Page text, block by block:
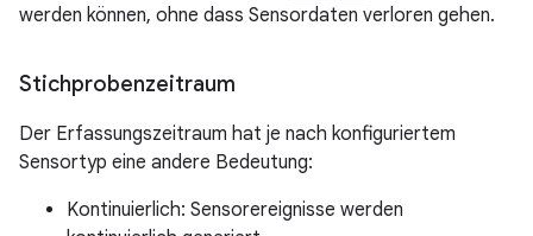
werden können, ohne dass Sensordaten verloren gehen.
Stichprobenzeitraum
Der Erfassungszeitraum hat je nach konfiguriertem
Sensortyp eine andere Bedeutung:
Kontinuierlich: Sensorereignisse werden